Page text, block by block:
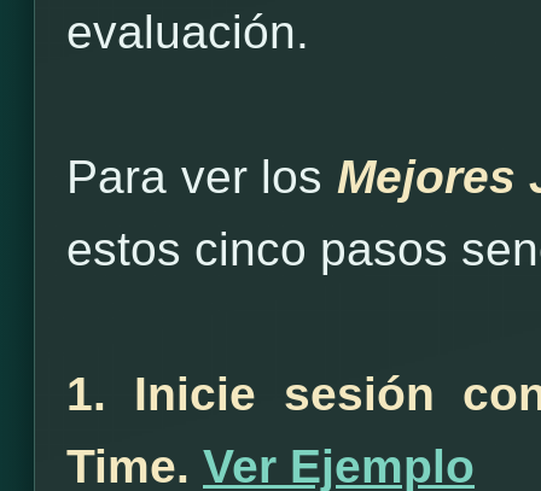
evaluación.
Para ver los Mejores
estos cinco pasos
1. Inicie sesión
Time. Ver Ejemplo